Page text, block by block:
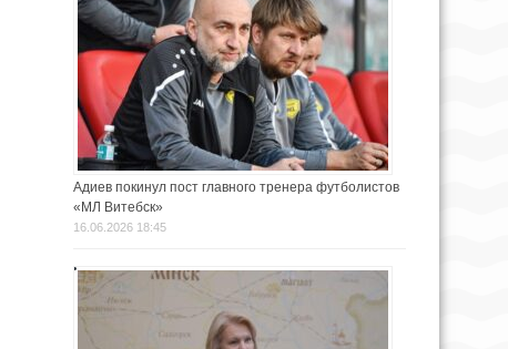
Адиев покинул пост главного тренера футболистов
«МЛ Витебск»
16.06.2026 18:45